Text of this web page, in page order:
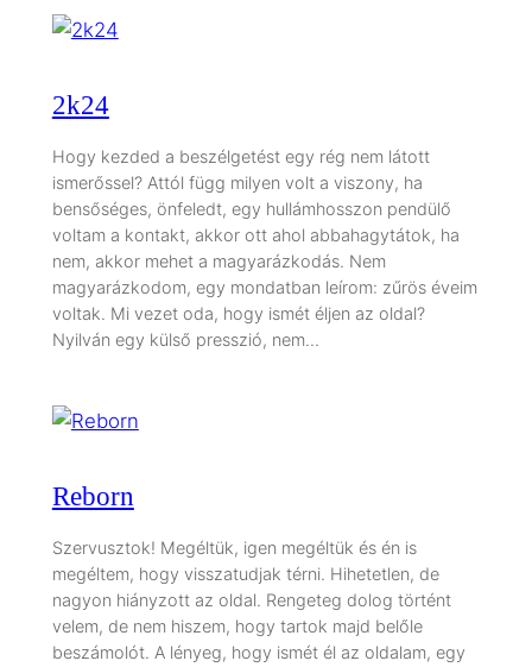
2k24
Hogy kezded a beszélgetést egy rég nem látott
ismerőssel? Attól függ milyen volt a viszony, ha
bensőséges, önfeledt, egy hullámhosszon pendülő
voltam a kontakt, akkor ott ahol abbahagytátok, ha
nem, akkor mehet a magyarázkodás. Nem
magyarázkodom, egy mondatban leírom: zűrös éveim
voltak. Mi vezet oda, hogy ismét éljen az oldal?
Nyilván egy külső presszió, nem…
Reborn
Szervusztok! Megéltük, igen megéltük és én is
megéltem, hogy visszatudjak térni. Hihetetlen, de
nagyon hiányzott az oldal. Rengeteg dolog történt
velem, de nem hiszem, hogy tartok majd belőle
beszámolót. A lényeg, hogy ismét él az oldalam, egy